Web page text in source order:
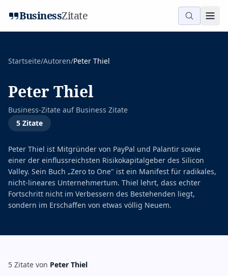
BusinessZitate
Startseite/Autoren/Peter Thiel
Peter Thiel
Business-Zitate auf Business Zitate
5 Zitate
Peter Thiel ist Mitgründer von PayPal und Palantir sowie
einer der einflussreichsten Risikokapitalgeber des Silicon
Valley. Sein Buch „Zero to One" ist ein Manifest für radikales,
nicht-lineares Unternehmertum. Thiel lehrt, dass echter
Fortschritt nicht im Verbessern des Bestehenden liegt,
sondern im Erschaffen von etwas völlig Neuem.
5 Zitate von Peter Thiel